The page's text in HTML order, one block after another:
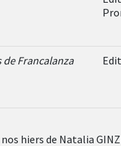
de Francalanza
hiers de Natalia